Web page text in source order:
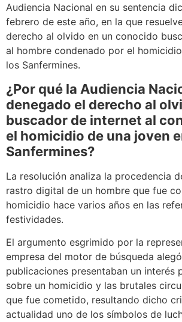
Audiencia Nacional en su sentencia
febrero de este año, en la que
derecho al olvido en un conocido
al hombre condenado por el
los Sanfermines.
¿Por qué la Audiencia
denegado el derecho al
buscador de internet al
el homicidio de una joven
Sanfermines?
La resolución analiza la procedencia
rastro digital de un hombre que fue
homicidio hace varios años en las
festividades.
El argumento esgrimido por la
empresa del motor de búsqueda
publicaciones presentaban un interés
sobre un homicidio y las brutales
que fue cometido, resultando dicho
actualidad uno de los símbolos de